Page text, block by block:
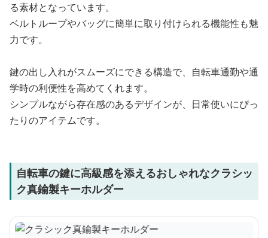
る素材となっています。
ベルトループやバッグに簡単に取り付けられる機能性も魅
力です。
鍵の出し入れがスムーズにできる構造で、自転車通勤や通
学時の利便性を高めてくれます。
シンプルながら存在感のあるデザインが、日常使いにぴっ
たりのアイテムです。
自転車の鍵に高級感を添えるおしゃれなクラシッ
ク真鍮製キーホルダー